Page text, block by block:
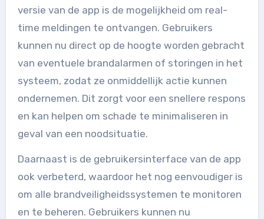
versie van de app is de mogelijkheid om real-
time meldingen te ontvangen. Gebruikers
kunnen nu direct op de hoogte worden gebracht
van eventuele brandalarmen of storingen in het
systeem, zodat ze onmiddellijk actie kunnen
ondernemen. Dit zorgt voor een snellere respons
en kan helpen om schade te minimaliseren in
geval van een noodsituatie.
Daarnaast is de gebruikersinterface van de app
ook verbeterd, waardoor het nog eenvoudiger is
om alle brandveiligheidssystemen te monitoren
en te beheren. Gebruikers kunnen nu